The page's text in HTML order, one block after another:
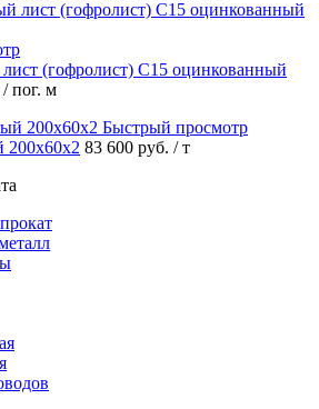
(гофролист) С15 оцинкованный
/ пог. м
Быстрый просмотр
200х60х2 83 600 руб. / т